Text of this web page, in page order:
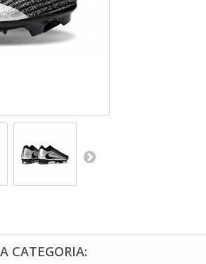
CATEGORIA: